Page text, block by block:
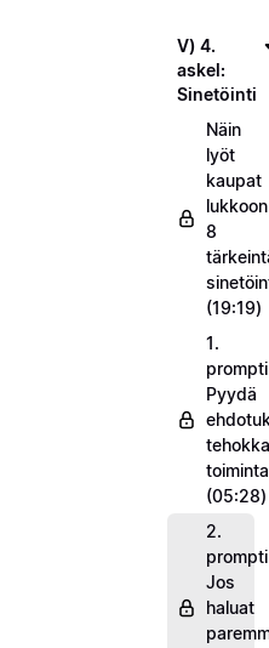
V) 4.
askel:
Sinetöinti
Näin
lyöt
kaupat
8
(19:19)
1.
Pyydä
(05:28)
2.
Jos
haluat